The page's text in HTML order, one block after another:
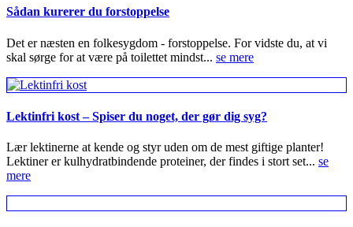
Sådan kurerer du forstoppelse
Det er næsten en folkesygdom - forstoppelse. For vidste du, at vi
skal sørge for at være på toilettet mindst... se mere
Lektinfri kost – Spiser du noget, der gør dig syg?
Lær lektinerne at kende og styr uden om de mest giftige planter!
Lektiner er kulhydratbindende proteiner, der findes i stort set... se
mere